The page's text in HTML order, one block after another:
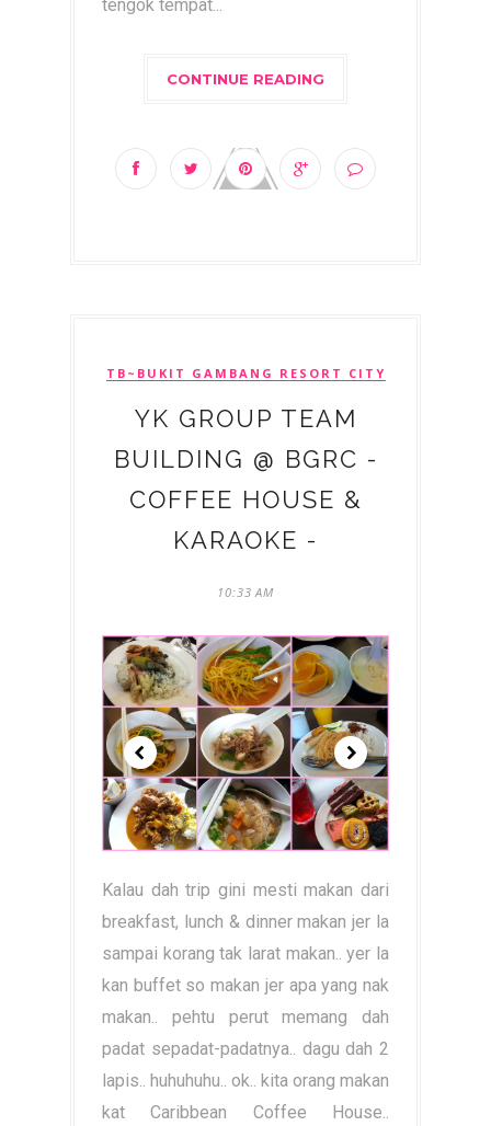
tengok tempat...
CONTINUE READING
TB~BUKIT GAMBANG RESORT CITY
YK GROUP TEAM
BUILDING @ BGRC -
COFFEE HOUSE &
KARAOKE -
10:33 AM
Kalau dah trip gini mesti makan dari
breakfast, lunch & dinner makan jer la
sampai korang tak larat makan.. yer la
kan buffet so makan jer apa yang nak
makan.. pehtu perut memang dah
padat sepadat-padatnya.. dagu dah 2
lapis.. huhuhuhu.. ok.. kita orang makan
kat Caribbean Coffee House..